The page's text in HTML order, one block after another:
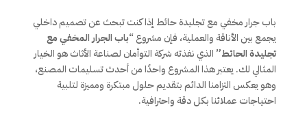
باب جرار مخفي مع تجليدة حائط إذا كنت تبحث عن تصميم داخلي
يجمع بين الأناقة والعملية، فإن مشروع“باب الجرار المخفي مع
تجليدة الحائط” الذي نفذته شركة التوأمان لصناعة الأثاث هو الخيار
المثالي لك. يعتبر هذا المشروع واحدًا من أحدث تسليمات المصنع،
وهو يعكس التزامنا الدائم بتقديم حلول مبتكرة ومميزة لتلبية
احتياجات عملائنا بكل دقة واحترافية.